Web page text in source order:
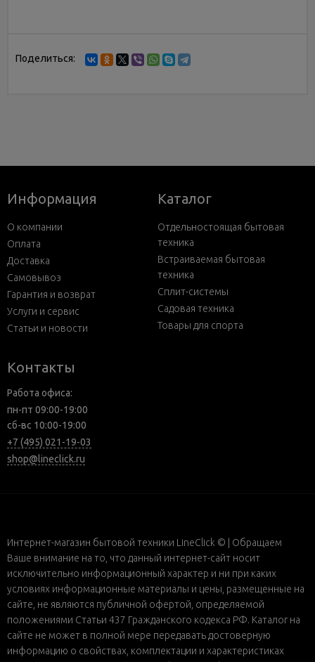
Поделиться:
Информация
О компании
Оплата
Доставка
Самовывоз
Гарантия и возврат
Услуги и сервис
Статьи и новости
Каталог
Отдельностоящая бытовая
техника
Встраиваемая бытовая
техника
Сплит-системы
Садовая техника
Товары для спорта
Контакты
Работа офиса:
пн-пт 09:00-19:00
сб-вс 10:00-19:00
+7 (495) 021-19-03
shop@lineclick.ru
Интернет-магазин бытовой техники LineClick © | Обращаем
Ваше внимание на то, что данный интернет-сайт носит
исключительно информационный характер и ни при каких
условиях информационные материалы и цены, размещенные на
сайте, не являются публичной офертой, определяемой
положениями Статьи 437 Гражданского кодекса РФ. Каталог на
сайте не может в полной мере передавать достоверную
информацию о свойствах, комплектации и характеристиках